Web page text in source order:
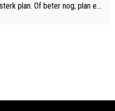
nog; plan ee